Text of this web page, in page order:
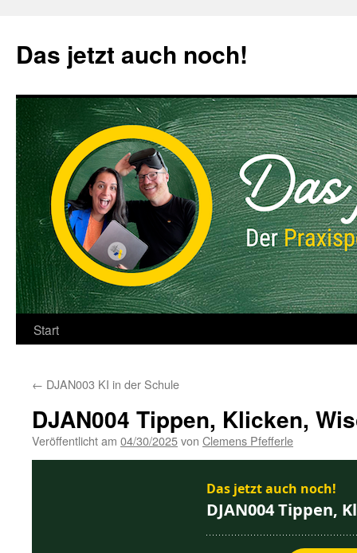
springen
Das jetzt auch noch!
Start
← DJAN003 KI in der Schule
DJAN004 Tippen, Klicken,
Veröffentlicht am 04/30/2025von Clemens Pfefferle